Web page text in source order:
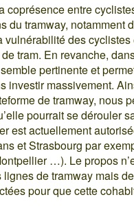
entre
du tramway, notamment
des
tram. En revanche,
pertinente et
investir massivement.
de tramway, nous
pourrait se dérouler
est actuellement
et Strasbourg par
…). Le propos
de tramway mais
pour que cette